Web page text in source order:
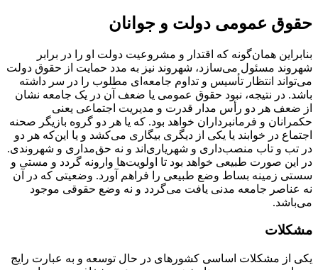
حقوق عمومی دولت و جوانان
بنابراین همان‌گونه که اقتدار و مشروعیت دولت او را در برابر
شهروند مسئول می‌سازد، شهروند نیز به مدد حمایت از حقوق دولت
می‌تواند انتظار تأسیس و تداوم جامعه‌ای مطلوب را در سر داشته
باشد. در نتیجه، نبود حقوق عمومی یا ضعف آن در یک جامعه نشان
از ضعف هر دو رأس مدار قدرت و مدیریت اجتماعی یعنی
حکمرانان و فرمانبرداران خواهد بود. که یا هر دو گروه بازیگر صحنه
اجتماع در خوابند یا یکی از دیگری بیگاری می‌کشد و یا این‌که هر دو
در تب و تاب منصب‌داری و شهریاری‌اند و نه حق‌مداری و شهروندی.
در این‌ صورت طبیعی خواهد بود تا اولویت‌ها وارونه گردد و مستی و
سستی زمینه بساط وضع طبیعی را فراهم آورد. وضعیتی که در آن
نه عناصر جامعه مدنی یافت می‌گردد و نه وضع حقوقی موجود
می‌باشد.
مشکلات
یکی از مشکلات اساسی کشورهای در حال توسعه و به عبارت رایج